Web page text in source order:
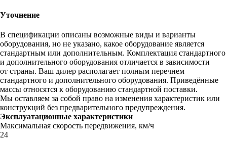
Уточнение
В спецификации описаны возможные виды и варианты
оборудования, но не указано, какое оборудование является
стандартным или дополнительным. Комплектация стандартного
и дополнительного оборудования отличается в зависимости
от страны. Ваш дилер располагает полным перечнем
стандартного и дополнительного оборудования. Приведённые
массы относятся к оборудованию стандартной поставки.
Мы оставляем за собой право на изменения характеристик или
конструкций без предварительного предупреждения.
Эксплуатационные характеристики
Максимальная скорость передвижения, км/ч
24